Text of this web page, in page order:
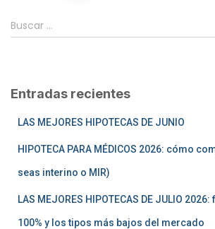
Buscar …
Entradas recientes
LAS MEJORES HIPOTECAS DE JUNIO
HIPOTECA PARA MÉDICOS 2026: cómo
seas interino o MIR)
LAS MEJORES HIPOTECAS DE JULIO
100% y los tipos más bajos del mercado